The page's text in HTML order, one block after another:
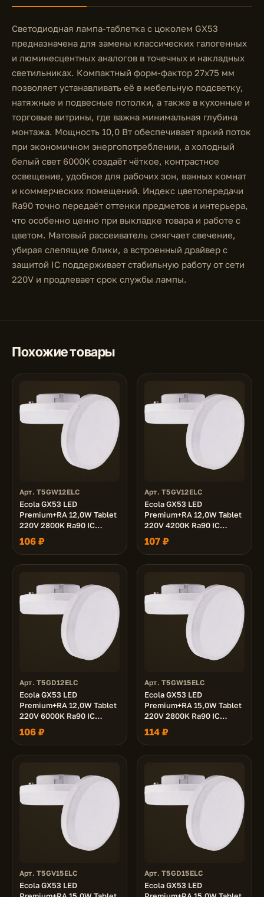
Светодиодная лампа-таблетка с цоколем GX53
предназначена для замены классических галогенных
и люминесцентных аналогов в точечных и накладных
светильниках. Компактный форм-фактор 27x75 мм
позволяет устанавливать её в мебельную подсветку,
натяжные и подвесные потолки, а также в кухонные и
торговые витрины, где важна минимальная глубина
монтажа. Мощность 10,0 Вт обеспечивает яркий поток
при экономичном энергопотреблении, а холодный
белый свет 6000K создаёт чёткое, контрастное
освещение, удобное для рабочих зон, ванных комнат
и коммерческих помещений. Индекс цветопередачи
Ra90 точно передаёт оттенки предметов и интерьера,
что особенно ценно при выкладке товара и работе с
цветом. Матовый рассеиватель смягчает свечение,
убирая слепящие блики, а встроенный драйвер с
защитой IC поддерживает стабильную работу от сети
220V и продлевает срок службы лампы.
Похожие товары
Арт. T5GW12ELC
Ecola GX53 LED
Premium+RA 12,0W Tablet
220V 2800K Ra90 IC
матовая 27x75
106 ₽
Арт. T5GV12ELC
Ecola GX53 LED
Premium+RA 12,0W Tablet
220V 4200K Ra90 IC
матовая 27x75
107 ₽
Арт. T5GD12ELC
Ecola GX53 LED
Premium+RA 12,0W Tablet
220V 6000K Ra90 IC
матовая 27x75
106 ₽
Арт. T5GW15ELC
Ecola GX53 LED
Premium+RA 15,0W Tablet
220V 2800K Ra90 IC
матовая 27x75
114 ₽
Арт. T5GV15ELC
Ecola GX53 LED
Арт. T5GD15ELC
Ecola GX53 LED